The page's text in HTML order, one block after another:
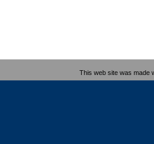
This web site was made